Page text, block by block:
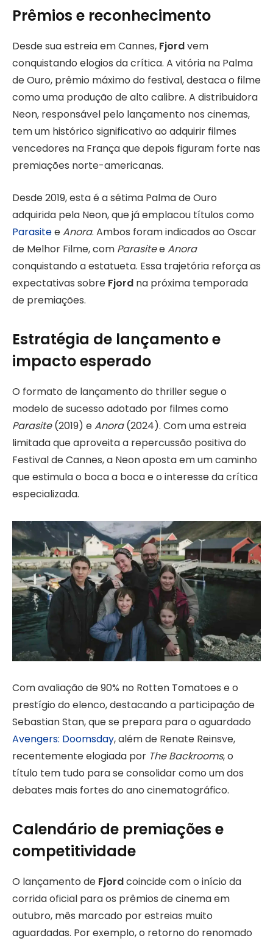
Prêmios e reconhecimento
Desde sua estreia em Cannes, Fjordvem
conquistando elogios da crítica. A vitória na Palma
de Ouro, prêmio máximo do festival, destaca o filme
como uma produção de alto calibre. A distribuidora
Neon, responsável pelo lançamento nos cinemas,
tem um histórico significativo ao adquirir filmes
vencedores na França que depois figuram forte nas
premiações norte-americanas.
Desde 2019, esta é a sétima Palma de Ouro
adquirida pela Neon, que já emplacou títulos como
ParasiteeAnora. Ambos foram indicados ao Oscar
de Melhor Filme, com ParasiteeAnora
conquistando a estatueta. Essa trajetória reforça as
expectativas sobre Fjord na próxima temporada
de premiações.
Estratégia de lançamento e
impacto esperado
O formato de lançamento do thriller segue o
modelo de sucesso adotado por filmes como
Parasite(2019) eAnora(2024). Com uma estreia
limitada que aproveita a repercussão positiva do
Festival de Cannes, a Neon aposta em um caminho
que estimula o boca a boca e o interesse da crítica
especializada.
Com avaliação de 90% no Rotten Tomatoes e o
prestígio do elenco, destacando a participação de
Sebastian Stan, que se prepara para o aguardado
Avengers: Doomsday, além de Renate Reinsve,
recentemente elogiada por The Backrooms, o
título tem tudo para se consolidar como um dos
debates mais fortes do ano cinematográfico.
Calendário de premiações e
competitividade
O lançamento de Fjordcoincide com o início da
corrida oficial para os prêmios de cinema em
outubro, mês marcado por estreias muito
aguardadas. Por exemplo, o retorno do renomado